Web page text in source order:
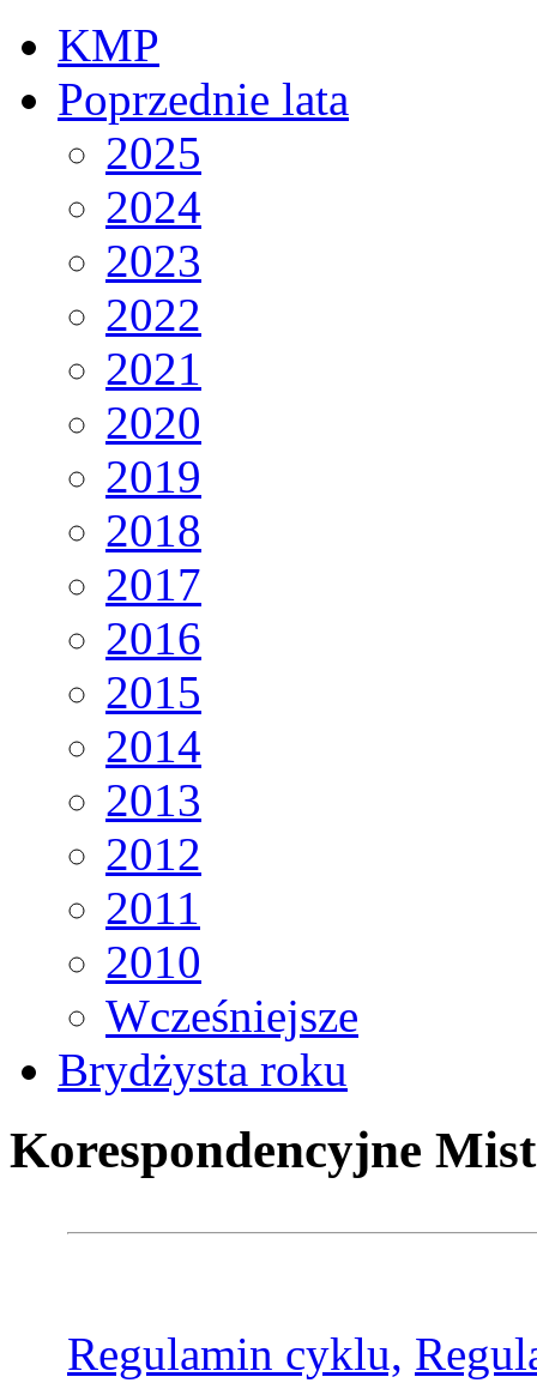
KMP
Poprzednie lata
2025
2024
2023
2022
2021
2020
2019
2018
2017
2016
2015
2014
2013
2012
2011
2010
Wcześniejsze
Brydżysta roku
Korespondencyjne
Regulamin cyklu,